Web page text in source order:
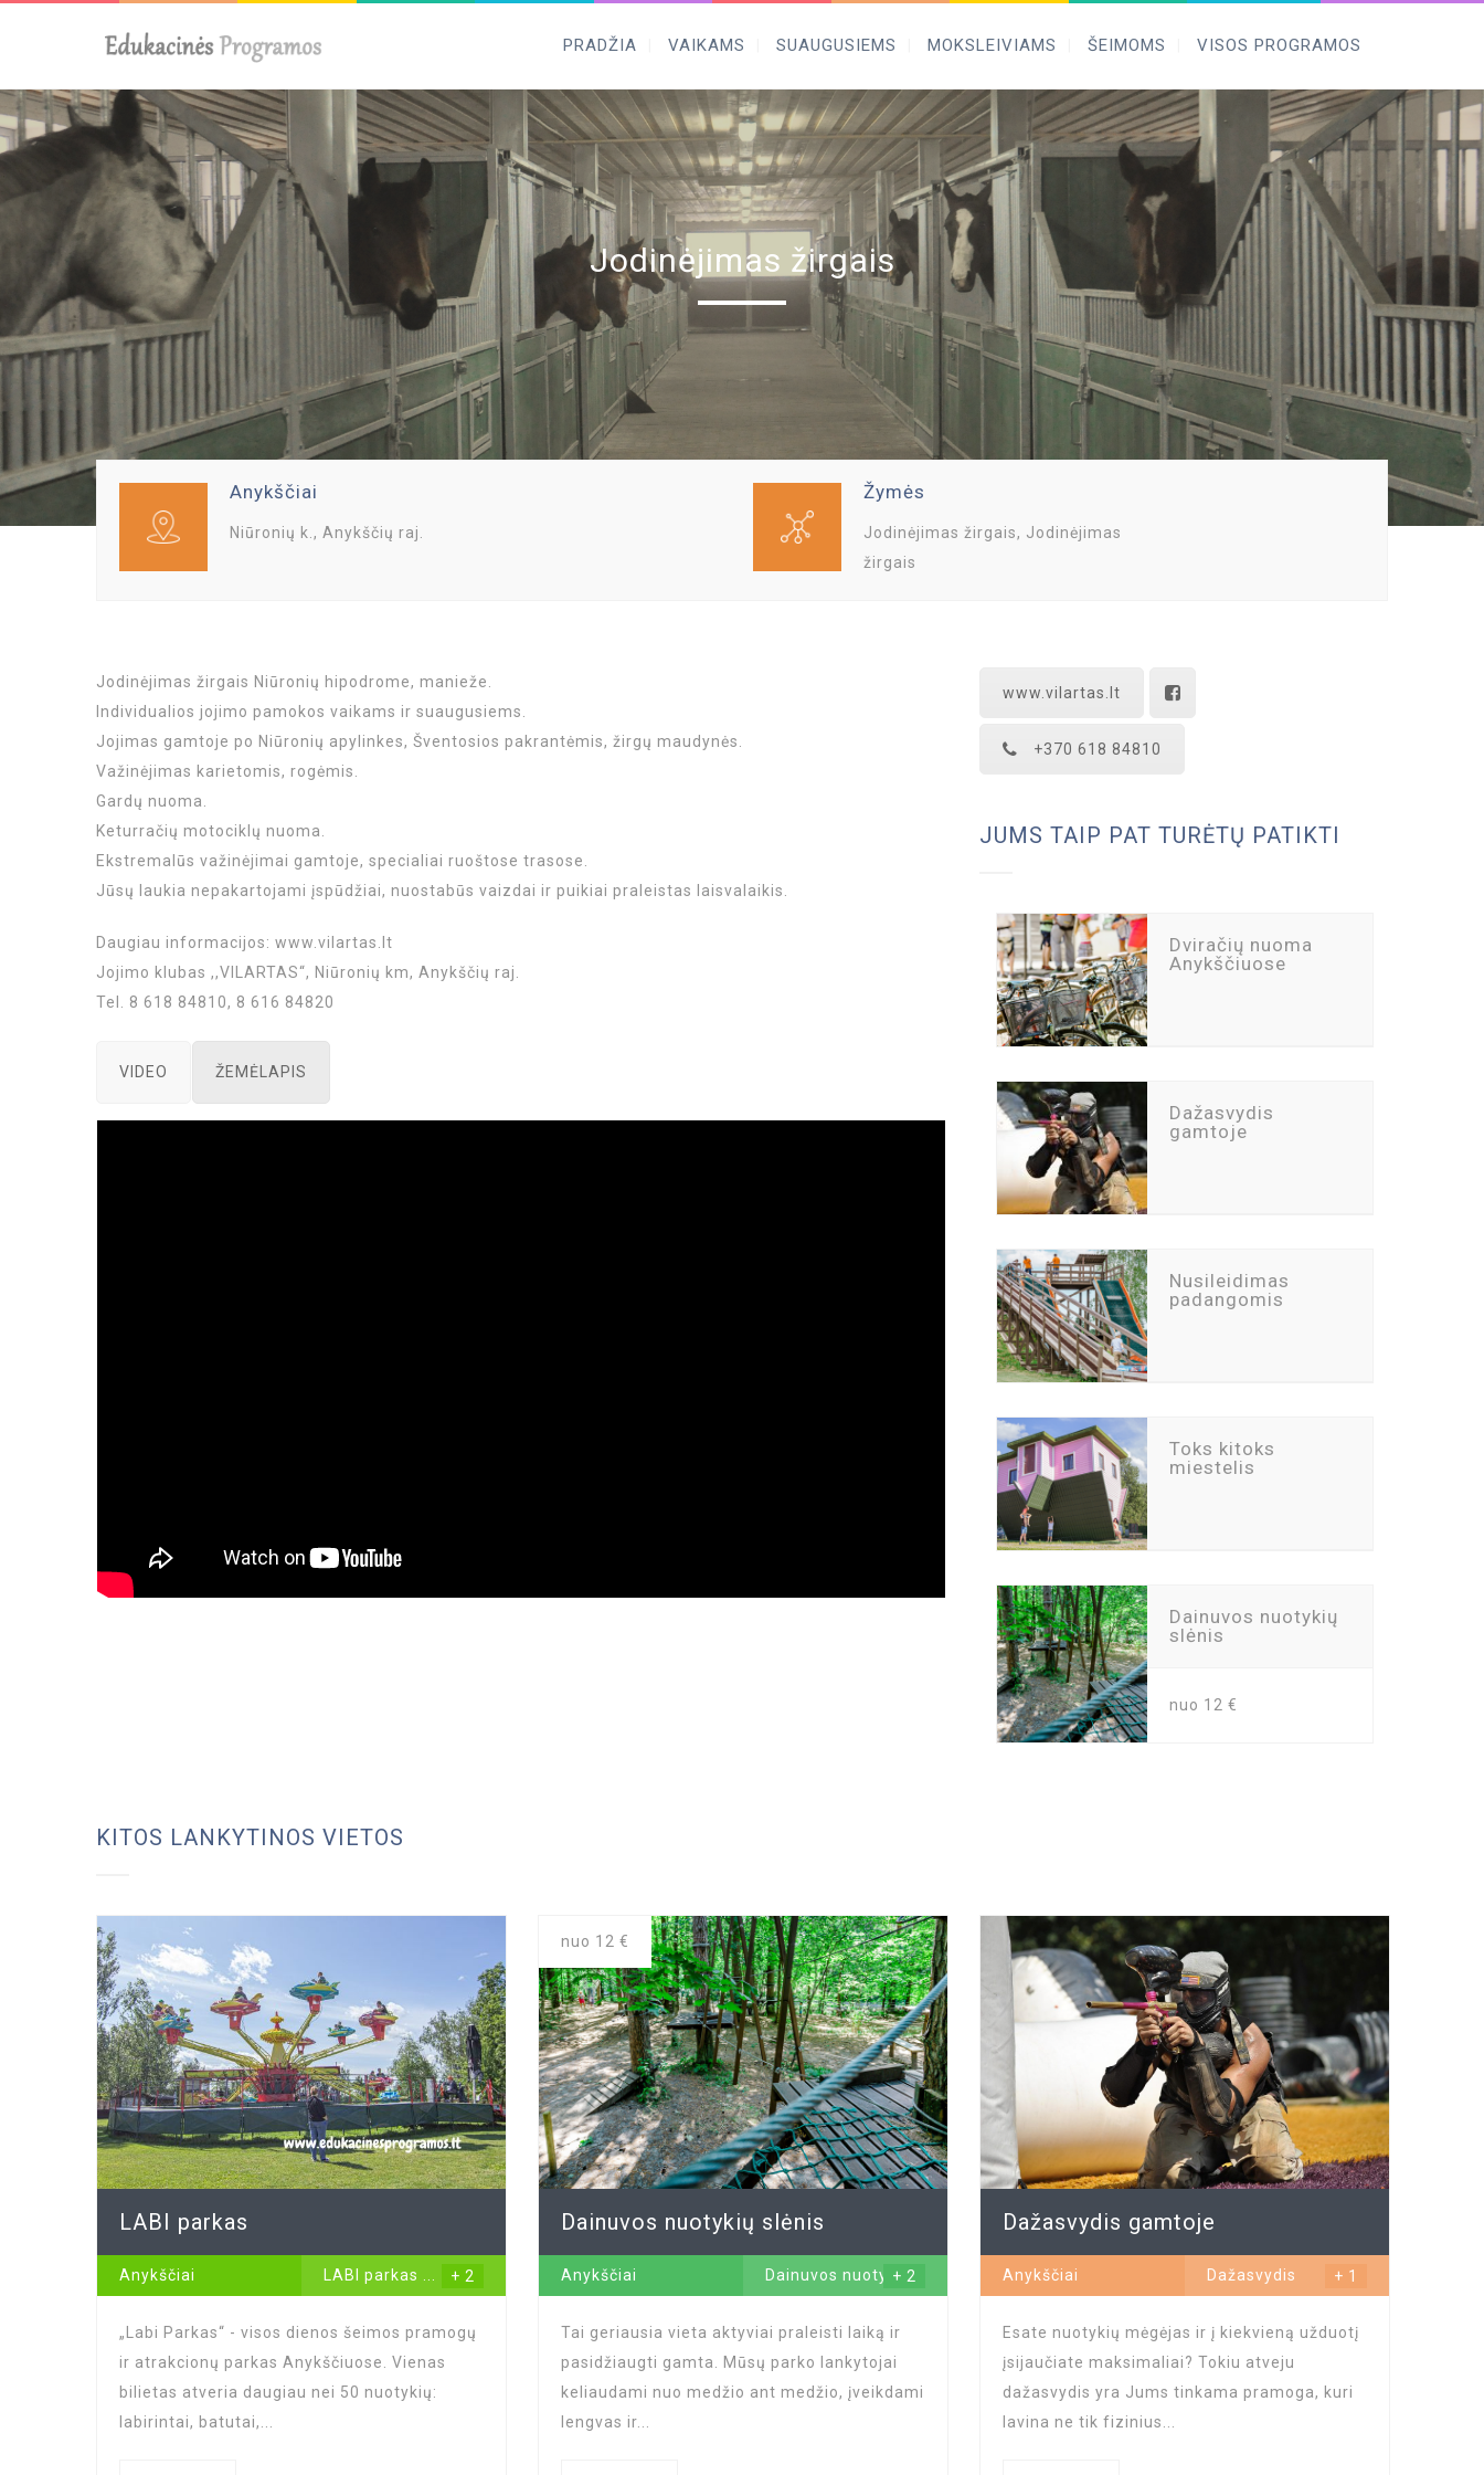
PRADŽIA VAIKAMS SUAUGUSIEMS MOKSLEIVIAMS ŠEIMOMS VISOS PROGRAMOS
Jodinėjimas žirgais
Anykščiai
Niūronių k., Anykščių raj.
Žymės
Jodinėjimas žirgais, Jodinėjimas
žirgais
Jodinėjimas žirgais Niūronių hipodrome, manieže.
Individualios jojimo pamokos vaikams ir suaugusiems.
Jojimas gamtoje po Niūronių apylinkes, Šventosios pakrantėmis, žirgų maudynės.
Važinėjimas karietomis, rogėmis.
Gardų nuoma.
Keturračių motociklų nuoma.
Ekstremalūs važinėjimai gamtoje, specialiai ruoštose trasose.
Jūsų laukia nepakartojami įspūdžiai, nuostabūs vaizdai ir puikiai praleistas laisvalaikis.
Daugiau informacijos: www.vilartas.lt
Jojimo klubas ,,VILARTAS“, Niūronių km, Anykščių raj.
Tel. 8 618 84810, 8 616 84820
VIDEO ŽEMĖLAPIS
www.vilartas.lt
+370 618 84810
JUMS TAIP PAT TURĖTŲ PATIKTI
Dviračių nuoma
Anykščiuose
Dažasvydis
gamtoje
Nusileidimas
padangomis
Toks kitoks
miestelis
Dainuvos nuotykių
slėnis
nuo 12 €
KITOS LANKYTINOS VIETOS
LABI parkas
Anykščiai LABI parkas + 2
„Labi Parkas“ - visos dienos šeimos pramogų
ir atrakcionų parkas Anykščiuose. Vienas
bilietas atveria daugiau nei 50 nuotykių:
labirintai, batutai,...
nuo 12 €
Dainuvos nuotykių slėnis
Anykščiai
Dainuvos nuotykių
+ 2
Tai geriausia vieta aktyviai praleisti laiką ir
pasidžiaugti gamta. Mūsų parko lankytojai
keliaudami nuo medžio ant medžio, įveikdami
lengvas ir...
Dažasvydis gamtoje
Anykščiai
Dažasvydis
+ 1
Esate nuotykių mėgėjas ir į kiekvieną užduotį
įsijaučiate maksimaliai? Tokiu atveju
dažasvydis yra Jums tinkama pramoga, kuri
lavina ne tik fizinius...